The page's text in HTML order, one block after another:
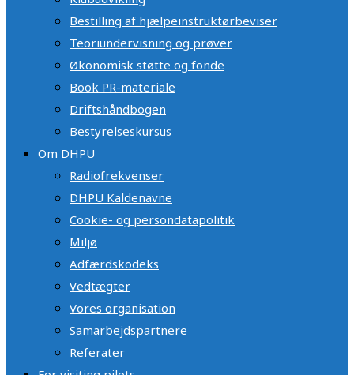
Bestilling af hjælpeinstruktørbeviser
Teoriundervisning og prøver
Økonomisk støtte og fonde
Book PR-materiale
Driftshåndbogen
Bestyrelseskursus
Om DHPU
Radiofrekvenser
DHPU Kaldenavne
Cookie- og persondatapolitik
Miljø
Adfærdskodeks
Vedtægter
Vores organisation
Samarbejdspartnere
Referater